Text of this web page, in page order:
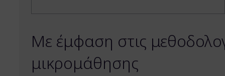
Με έμφαση στις
μικρομάθησης